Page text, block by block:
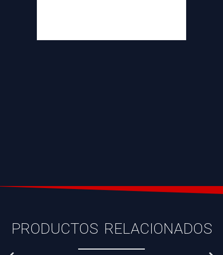
PRODUCTOS RELACIONADOS